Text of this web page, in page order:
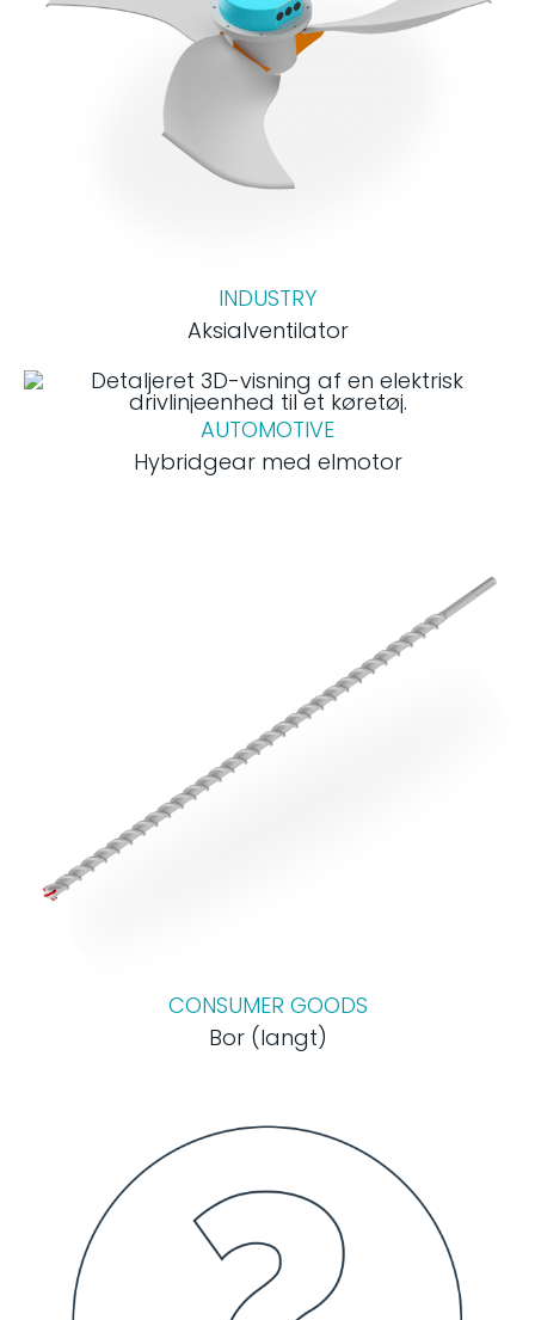
INDUSTRY
Aksialventilator
AUTOMOTIVE
Hybridgear med elmotor
CONSUMER GOODS
Bor (langt)